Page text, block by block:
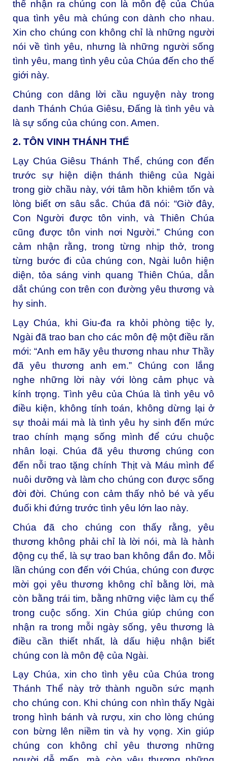
thể nhận ra chúng con là môn đệ của Chúa
qua tình yêu mà chúng con dành cho nhau.
Xin cho chúng con không chỉ là những người
nói về tình yêu, nhưng là những người sống
tình yêu, mang tình yêu của Chúa đến cho thế
giới này.
Chúng con dâng lời cầu nguyện này trong
danh Thánh Chúa Giêsu, Đấng là tình yêu và
là sự sống của chúng con. Amen.
2. TÔN VINH THÁNH THỂ
Lạy Chúa Giêsu Thánh Thể, chúng con đến
trước sự hiện diện thánh thiêng của Ngài
trong giờ chầu này, với tâm hồn khiêm tốn và
lòng biết ơn sâu sắc. Chúa đã nói: “Giờ đây,
Con Người được tôn vinh, và Thiên Chúa
cũng được tôn vinh nơi Người.” Chúng con
cảm nhận rằng, trong từng nhịp thở, trong
từng bước đi của chúng con, Ngài luôn hiện
diện, tỏa sáng vinh quang Thiên Chúa, dẫn
dắt chúng con trên con đường yêu thương và
hy sinh.
Lạy Chúa, khi Giu-đa ra khỏi phòng tiệc ly,
Ngài đã trao ban cho các môn đệ một điều răn
mới: “Anh em hãy yêu thương nhau như Thầy
đã yêu thương anh em.” Chúng con lắng
nghe những lời này với lòng cảm phục và
kính trọng. Tình yêu của Chúa là tình yêu vô
điều kiện, không tính toán, không dừng lại ở
sự thoải mái mà là tình yêu hy sinh đến mức
trao chính mạng sống mình để cứu chuộc
nhân loại. Chúa đã yêu thương chúng con
đến nỗi trao tặng chính Thịt và Máu mình để
nuôi dưỡng và làm cho chúng con được sống
đời đời. Chúng con cảm thấy nhỏ bé và yếu
đuối khi đứng trước tình yêu lớn lao này.
Chúa đã cho chúng con thấy rằng, yêu
thương không phải chỉ là lời nói, mà là hành
động cụ thể, là sự trao ban không đắn đo. Mỗi
lần chúng con đến với Chúa, chúng con được
mời gọi yêu thương không chỉ bằng lời, mà
còn bằng trái tim, bằng những việc làm cụ thể
trong cuộc sống. Xin Chúa giúp chúng con
nhận ra trong mỗi ngày sống, yêu thương là
điều cần thiết nhất, là dấu hiệu nhận biết
chúng con là môn đệ của Ngài.
Lạy Chúa, xin cho tình yêu của Chúa trong
Thánh Thể này trở thành nguồn sức mạnh
cho chúng con. Khi chúng con nhìn thấy Ngài
trong hình bánh và rượu, xin cho lòng chúng
con bừng lên niềm tin và hy vọng. Xin giúp
chúng con không chỉ yêu thương những